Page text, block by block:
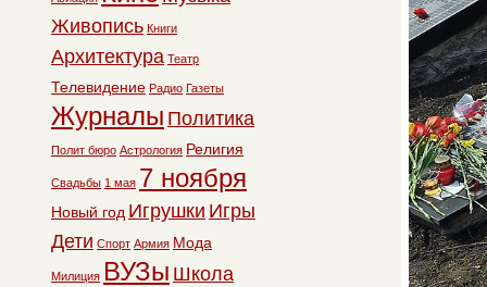
Живопись Книги
Архитектура Театр
Телевидение Радио Газеты
Журналы Политика
Полит бюро Астрология Религия
Свадьбы 1 мая 7 ноября
Новый год Игрушки Игры
Дети Спорт Армия Мода
Милиция ВУЗы Школа